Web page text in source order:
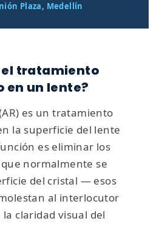
Plaza, Medellín
el tratamiento
un lente?
es un tratamiento
la superficie del lente
es eliminar los
normalmente se
del cristal — esos
al interlocutor
claridad visual del